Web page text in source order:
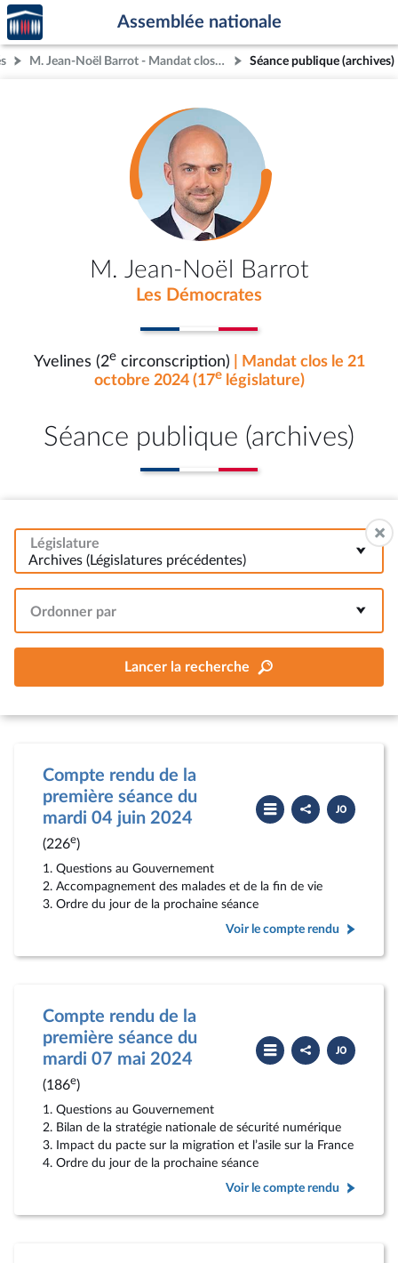
Aller au contenu
Aller en bas de la page
Accèder
à la
page
d'accueil
Assemblée nationale
M. Jean-Noël Barrot - Mandat clos - Yvelines (2e circonscription) Séance publique (archives)
M. Jean-Noël Barrot
Les Démocrates
Yvelines (2ecirconscription)
| Mandat clos le 21
octobre 2024 (17elégislature)
Séance publique (archives)
Législature
Archives (Législatures précédentes)
Ordonner par
Lancer la recherche
Compte rendu de la
première séance du
mardi 04 juin 2024
(226e)
Partager
le
compte
Télécharger
le
PDF
1. Questions au Gouvernement
2. Accompagnement des malades et de la fin de vie
3. Ordre du jour de la prochaine séance
Voir le compte rendu
Compte rendu de la
première séance du
mardi 07 mai 2024
(186e)
Partager
le
compte
Télécharger
le
PDF
1. Questions au Gouvernement
2. Bilan de la stratégie nationale de sécurité numérique
3. Impact du pacte sur la migration et l’asile sur la France
4. Ordre du jour de la prochaine séance
Voir le compte rendu